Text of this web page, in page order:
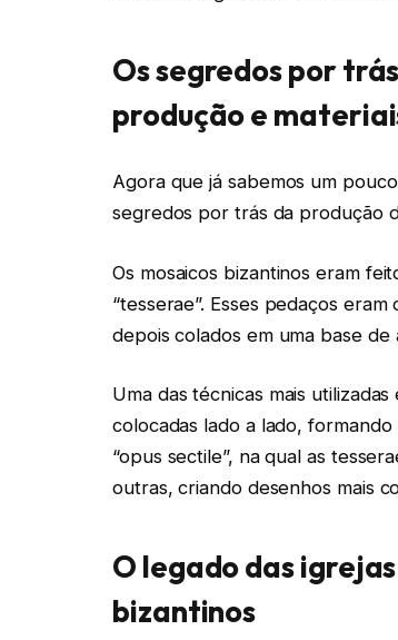
Os segredos por
produção e
Agora que já sabemos um
segredos por trás da produção
Os mosaicos bizantinos eram
“tesserae”. Esses pedaços
depois colados em uma base de
Uma das técnicas mais
colocadas lado a lado,
“opus sectile”, na qual as
outras, criando desenhos mais
O legado das
bizantinos